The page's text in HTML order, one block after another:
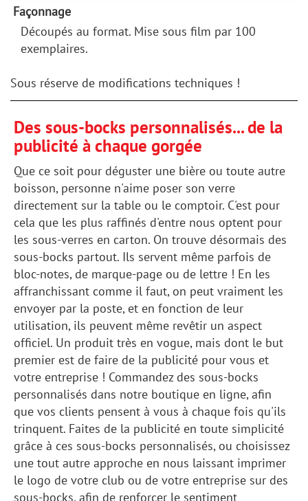
Façonnage
Découpés au format. Mise sous film par 100
exemplaires.
Sous réserve de modifications techniques !
Des sous-bocks personnalisés... de la
publicité à chaque gorgée
Que ce soit pour déguster une bière ou toute autre
boisson, personne n'aime poser son verre
directement sur la table ou le comptoir. C'est pour
cela que les plus raffinés d'entre nous optent pour
les sous-verres en carton. On trouve désormais des
sous-bocks partout. Ils servent même parfois de
bloc-notes, de marque-page ou de lettre ! En les
affranchissant comme il faut, on peut vraiment les
envoyer par la poste, et en fonction de leur
utilisation, ils peuvent même revêtir un aspect
officiel. Un produit très en vogue, mais dont le but
premier est de faire de la publicité pour vous et
votre entreprise ! Commandez des sous-bocks
personnalisés dans notre boutique en ligne, afin
que vos clients pensent à vous à chaque fois qu'ils
trinquent. Faites de la publicité en toute simplicité
grâce à ces sous-bocks personnalisés, ou choisissez
une tout autre approche en nous laissant imprimer
le logo de votre club ou de votre entreprise sur des
sous-bocks, afin de renforcer le sentiment